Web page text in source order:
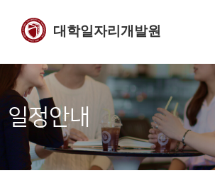
대학일자리개발원
일정안내